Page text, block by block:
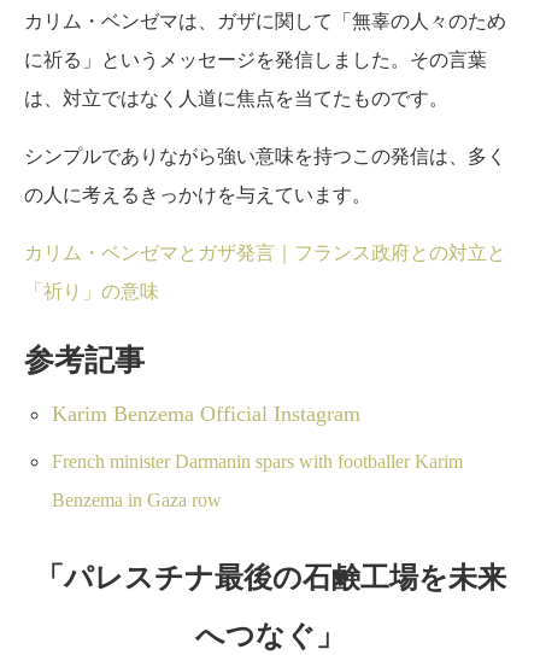
カリム・ベンゼマは、ガザに関して「無辜の人々のため
に祈る」というメッセージを発信しました。その言葉
は、対立ではなく人道に焦点を当てたものです。
シンプルでありながら強い意味を持つこの発信は、多く
の人に考えるきっかけを与えています。
カリム・ベンゼマとガザ発言｜フランス政府との対立と
「祈り」の意味
参考記事
Karim Benzema Official Instagram
French minister Darmanin spars with footballer Karim
Benzema in Gaza row
「パレスチナ最後の石鹸工場を未来
へつなぐ」